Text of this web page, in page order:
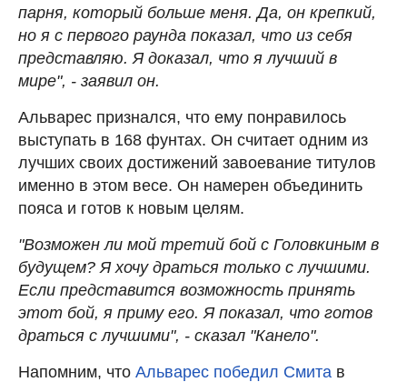
парня, который больше меня. Да, он крепкий,
но я с первого раунда показал, что из себя
представляю. Я доказал, что я лучший в
мире", - заявил он.
Альварес признался, что ему понравилось
выступать в 168 фунтах. Он считает одним из
лучших своих достижений завоевание титулов
именно в этом весе. Он намерен объединить
пояса и готов к новым целям.
"Возможен ли мой третий бой с Головкиным в
будущем? Я хочу драться только с лучшими.
Если представится возможность принять
этот бой, я приму его. Я показал, что готов
драться с лучшими", - сказал "Канело".
Напомним, что Альварес победил Смита в